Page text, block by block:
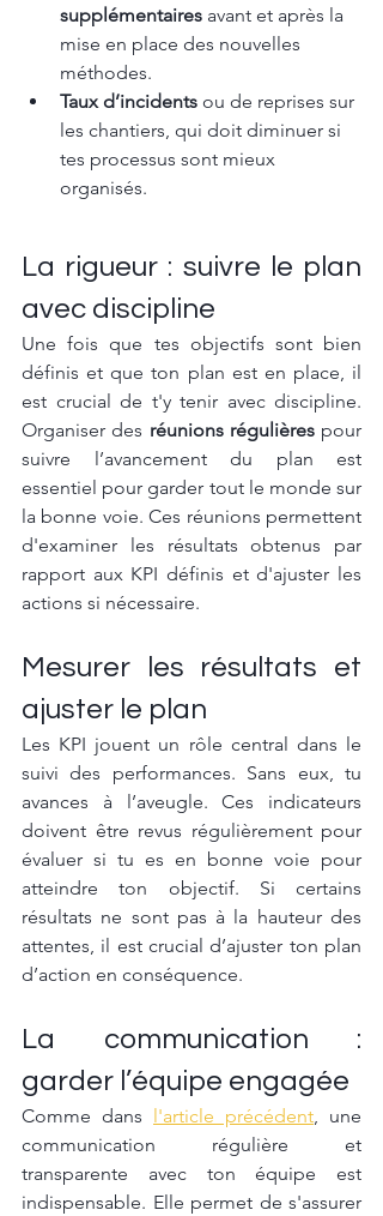
supplémentaires avant et après la
mise en place des nouvelles
méthodes.
Taux d’incidents ou de reprises sur
les chantiers, qui doit diminuer si
tes processus sont mieux
organisés.
La rigueur : suivre le plan
avec discipline
Une fois que tes objectifs sont bien
définis et que ton plan est en place, il
est crucial de t'y tenir avec discipline.
Organiser des réunions régulières pour
suivre l’avancement du plan est
essentiel pour garder tout le monde sur
la bonne voie. Ces réunions permettent
d'examiner les résultats obtenus par
rapport aux KPI définis et d'ajuster les
actions si nécessaire.
Mesurer les résultats et
ajuster le plan
Les KPI jouent un rôle central dans le
suivi des performances. Sans eux, tu
avances à l’aveugle. Ces indicateurs
doivent être revus régulièrement pour
évaluer si tu es en bonne voie pour
atteindre ton objectif. Si certains
résultats ne sont pas à la hauteur des
attentes, il est crucial d’ajuster ton plan
d’action en conséquence.
La communication :
garder l’équipe engagée
Comme dans l'article précédent, une
communication régulière et
transparente avec ton équipe est
indispensable. Elle permet de s'assurer